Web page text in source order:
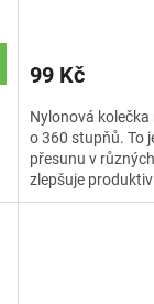
99 Kč
Nylonová
o 360 stupňů. To
přesunu v
zlepšuje